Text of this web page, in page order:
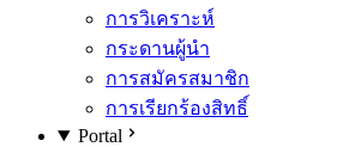
การวิเคราะห์
กระดานผู้นำ
การสมัครสมาชิก
การเรียกร้องสิทธิ์
Portal